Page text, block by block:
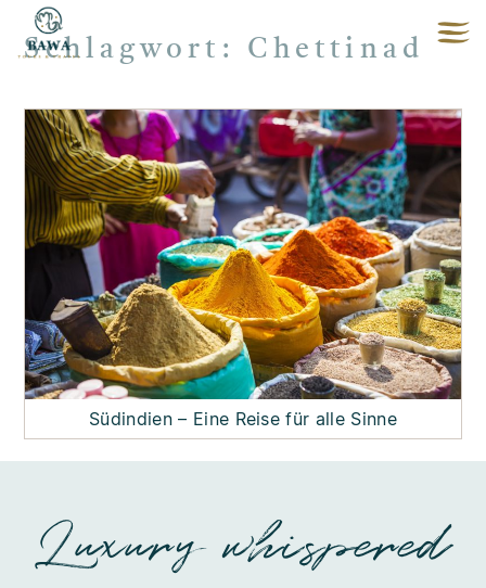
Schlagwort: Chettinad
Südindien – Eine Reise für alle Sinne
Luxury whispered